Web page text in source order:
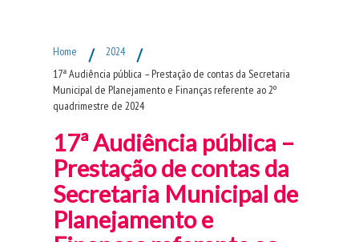
Home / 2024 /
17ª Audiência pública – Prestação de contas da Secretaria
Municipal de Planejamento e Finanças referente ao 2º
quadrimestre de 2024
17ª Audiência pública –
Prestação de contas da
Secretaria Municipal de
Planejamento e